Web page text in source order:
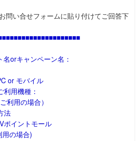
問い合せフォームに貼り付けてご回答下
orキャンペーン名：
or モバイル
用機種：
利用の場合）
法
ポイントモール
用の場合)